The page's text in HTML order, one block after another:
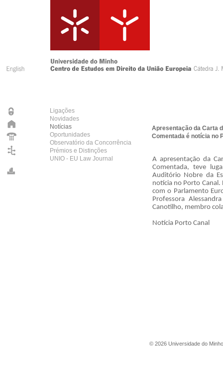
Ligações
Novidades
Notícias
Oportunidades
Observatório da Concorrência
Prémios e Distinções
UNIO - EU Law Journal
Apresentação da Carta
Comentada é notícia no
A apresentação da
Comentada, teve
Auditório Nobre da
notícia no Porto Canal.
com o Parlamento
Professora
Canotilho, membro
Notícia Porto Canal
© 2026 Universidade do